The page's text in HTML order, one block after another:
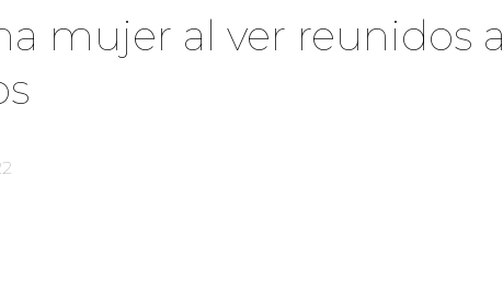
mujer al ver reunidos a